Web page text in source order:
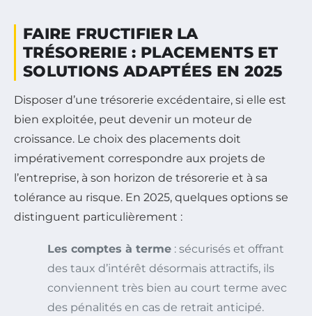
FAIRE FRUCTIFIER LA
TRÉSORERIE : PLACEMENTS ET
SOLUTIONS ADAPTÉES EN 2025
Disposer d’une trésorerie excédentaire, si elle est
bien exploitée, peut devenir un moteur de
croissance. Le choix des placements doit
impérativement correspondre aux projets de
l’entreprise, à son horizon de trésorerie et à sa
tolérance au risque. En 2025, quelques options se
distinguent particulièrement :
Les comptes à terme : sécurisés et offrant
des taux d’intérêt désormais attractifs, ils
conviennent très bien au court terme avec
des pénalités en cas de retrait anticipé.